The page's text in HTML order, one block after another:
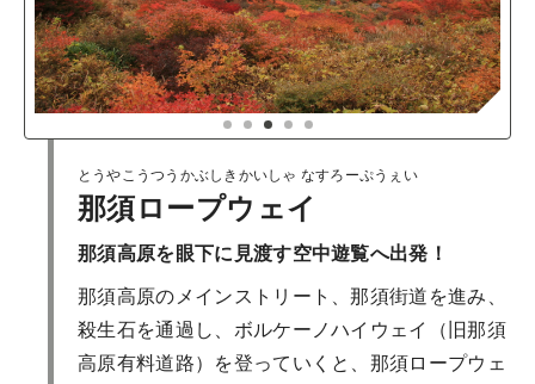
1 2 3 4 5
とうやこうつうかぶしきかいしゃ なすろーぷうぇい
那須ロープウェイ
那須高原を眼下に見渡す空中遊覧へ出発！
那須高原のメインストリート、那須街道を進み、
殺生石を通過し、ボルケーノハイウェイ（旧那須
高原有料道路）を登っていくと、那須ロープウェ